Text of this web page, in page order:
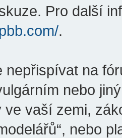
Pro další
.
nepřispívat na
nebo
ve vaší zemi,
nebo